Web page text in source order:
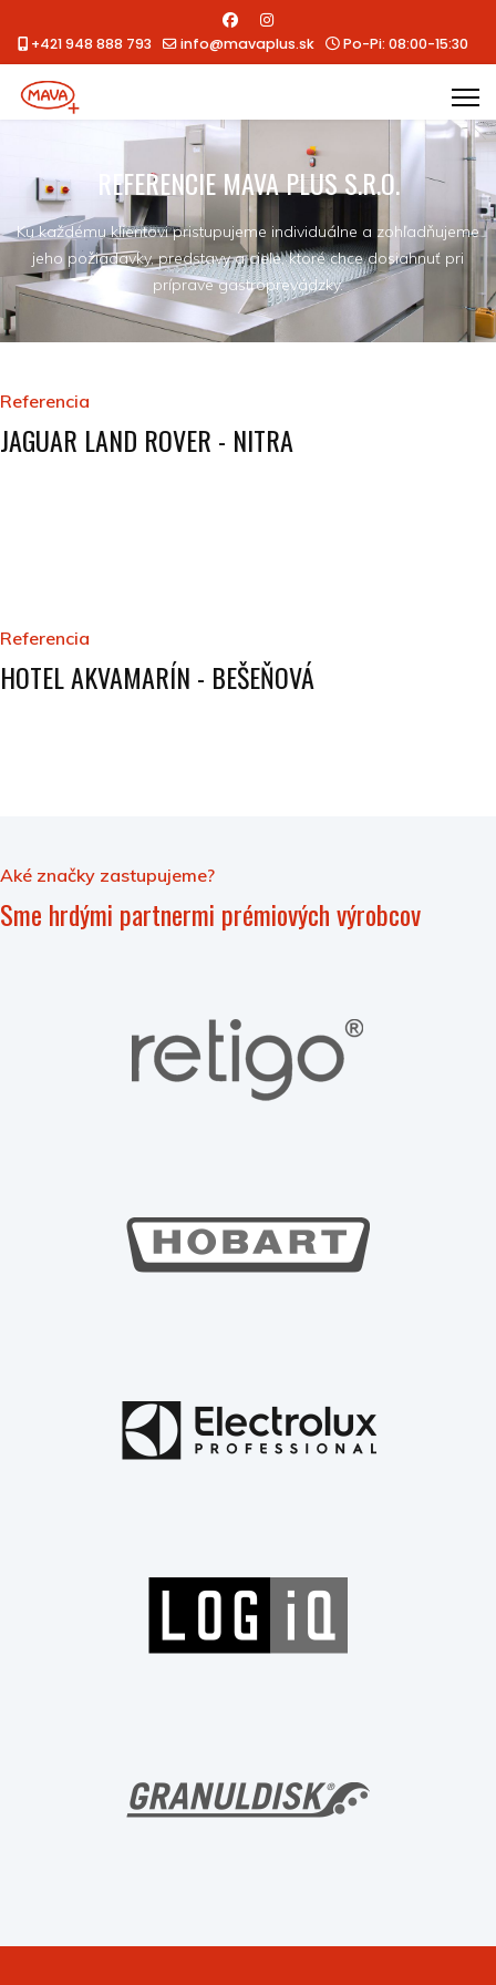
+421 948 888 793 info@mavaplus.sk Po-Pi: 08:00-15:30
REFERENCIE MAVA PLUS S.R.O.
Ku každému klientovi pristupujeme individuálne a zohľadňujeme
jeho požiadavky, predstavy a ciele, ktoré chce dosiahnuť pri
príprave gastroprevádzky.
Referencia
JAGUAR LAND ROVER - NITRA
Referencia
HOTEL AKVAMARÍN - BEŠEŇOVÁ
Aké značky zastupujeme?
Sme hrdými partnermi prémiových výrobcov